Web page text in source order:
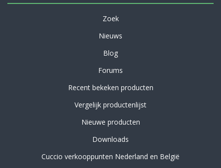
Zoek
Nieuws
Blog
Forums
Recent bekeken producten
Vergelijk productenlijst
Nieuwe producten
Downloads
Cuccio verkooppunten Nederland en België